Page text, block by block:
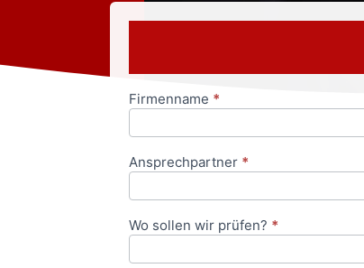
Anfrageformular
Firmenname *
Ansprechpartner *
Wo sollen wir prüfen? *